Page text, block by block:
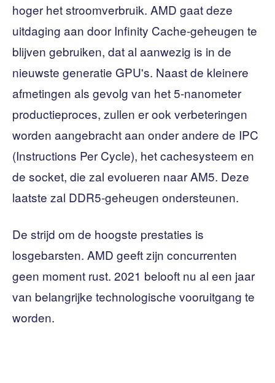
hoger het stroomverbruik. AMD gaat deze
uitdaging aan door Infinity Cache-geheugen te
blijven gebruiken, dat al aanwezig is in de
nieuwste generatie GPU's. Naast de kleinere
afmetingen als gevolg van het 5-nanometer
productieproces, zullen er ook verbeteringen
worden aangebracht aan onder andere de IPC
(Instructions Per Cycle), het cachesysteem en
de socket, die zal evolueren naar AM5. Deze
laatste zal DDR5-geheugen ondersteunen.
De strijd om de hoogste prestaties is
losgebarsten. AMD geeft zijn concurrenten
geen moment rust. 2021 belooft nu al een jaar
van belangrijke technologische vooruitgang te
worden.